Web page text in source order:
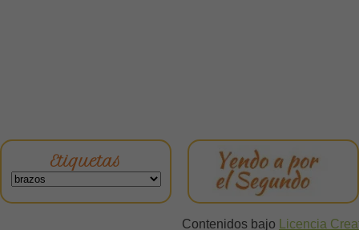
Etiquetas
Contenidos bajo Licencia